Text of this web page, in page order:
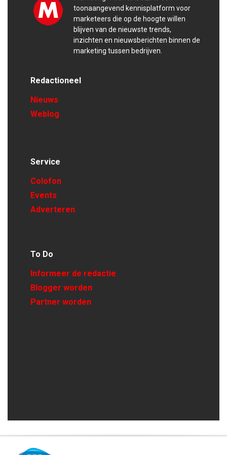
toonaangevend kennisplatform voor
marketeers die op de hoogte willen
blijven van de nieuwste trends,
inzichten en nieuwsberichten binnen de
marketing tussen bedrijven.
Redactioneel
Nieuws
Weblog
Service
Colofon
Events
Adverteren
To Do
Informeer de redactie
Blogger worden
Partner worden